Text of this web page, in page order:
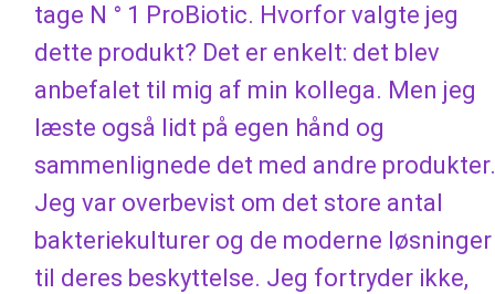
tage N ° 1 ProBiotic. Hvorfor valgte jeg
dette produkt? Det er enkelt: det blev
anbefalet til mig af min kollega. Men jeg
læste også lidt på egen hånd og
sammenlignede det med andre produkter.
Jeg var overbevist om det store antal
bakteriekulturer og de moderne løsninger
til deres beskyttelse. Jeg fortryder ikke,